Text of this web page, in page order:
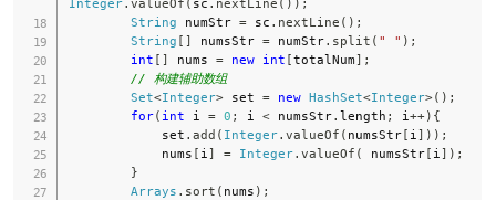
String numStr = sc . nextLine ( ) ;
String [ ] numsStr = numStr. split ( " " ) ;
int [ ] nums = new int [totalNum] ;
// 构建辅助数组
Set<Integer> set = new HashSet<Integer>( ) ;
for( int i = 0 ; i < numsStr. length ; i ++) {
            set
. add ( Integer. valueOf ( numsStr[ i ] ) ) ;
            nums
[ i ] = Integer. valueOf ( numsStr[ i ] ) ;
}
Arrays . sort ( nums ) ;